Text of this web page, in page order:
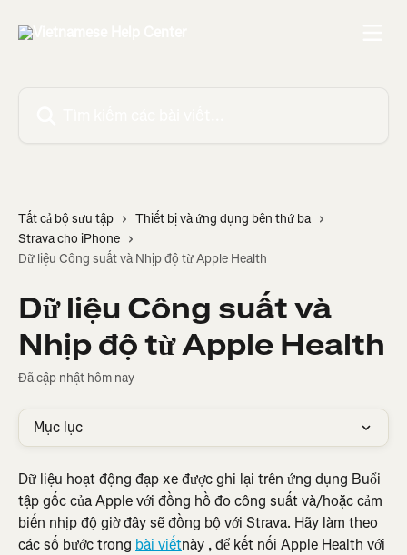
Tất cả bộ sưu tập
Thiết bị và ứng dụng bên thứ ba
Strava cho iPhone
Dữ liệu Công suất và Nhịp độ từ Apple Health
Dữ liệu Công suất và
Nhịp độ từ Apple Health
Đã cập nhật hôm nay
Mục lục
Dữ liệu hoạt động đạp xe được ghi lại trên ứng dụng Buổi
tập gốc của Apple với đồng hồ đo công suất và/hoặc cảm
biến nhịp độ giờ đây sẽ đồng bộ với Strava. Hãy làm theo
các số bước trong bài viếtnày , để kết nối Apple Health với